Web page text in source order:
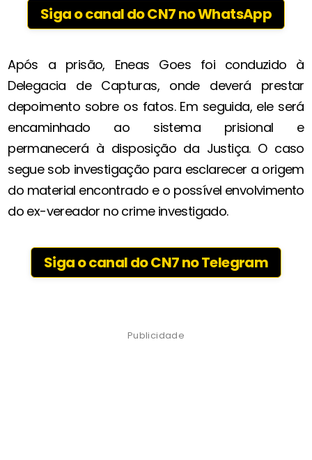
Siga o canal do CN7 no WhatsApp
Após a prisão, Eneas Goes foi conduzido à
Delegacia de Capturas, onde deverá prestar
depoimento sobre os fatos. Em seguida, ele será
encaminhado ao sistema prisional e
permanecerá à disposição da Justiça. O caso
segue sob investigação para esclarecer a origem
do material encontrado e o possível envolvimento
do ex-vereador no crime investigado.
Siga o canal do CN7 no Telegram
Publicidade